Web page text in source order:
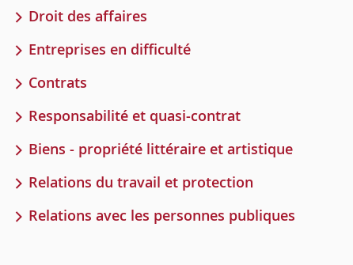
Droit des affaires
Entreprises en difficulté
Contrats
Responsabilité et quasi-contrat
Biens - propriété littéraire et artistique
Relations du travail et protection
Relations avec les personnes publiques